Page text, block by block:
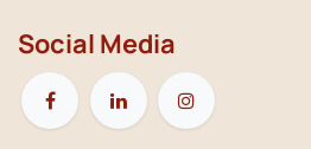
Social Media